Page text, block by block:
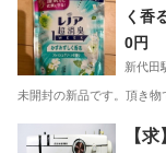
く香
0円
新代田
未開封の新品です。頂き
東京 世田谷区 新
【